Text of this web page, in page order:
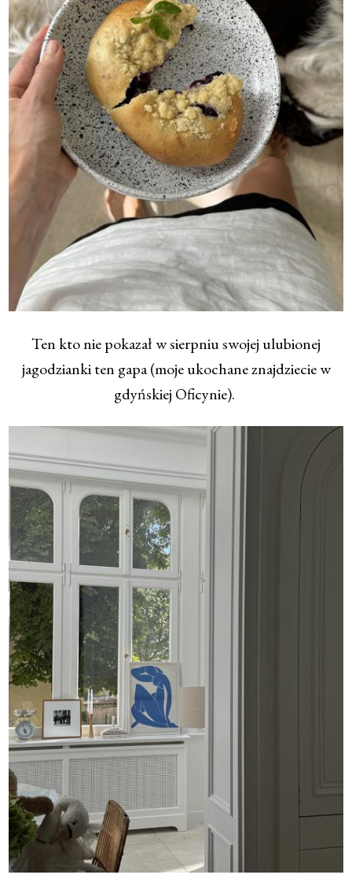
Ten kto nie pokazał w sierpniu swojej ulubionej
jagodzianki ten gapa (moje ukochane znajdziecie w
gdyńskiej Oficynie).